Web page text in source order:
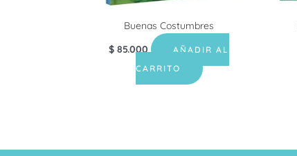
Buenas Costumbres
$ 85.000
AÑADIR AL
CARRITO